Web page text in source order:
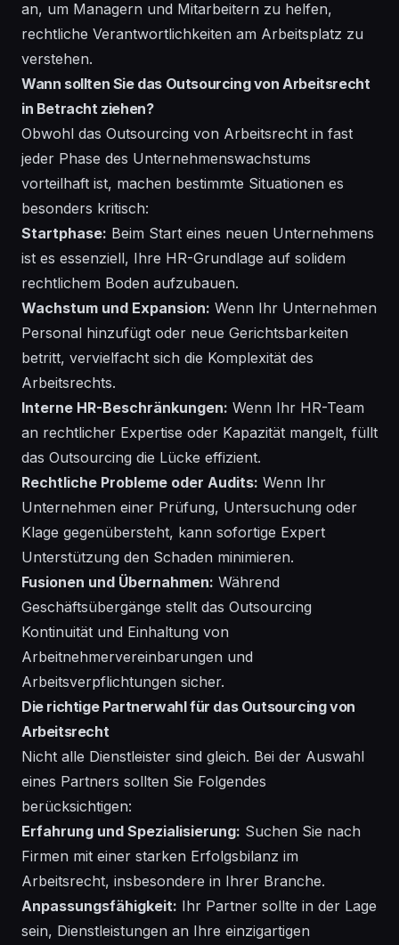
an, um Managern und Mitarbeitern zu helfen,
rechtliche Verantwortlichkeiten am Arbeitsplatz zu
verstehen.
Wann sollten Sie das Outsourcing von Arbeitsrecht
in Betracht ziehen?
Obwohl das Outsourcing von Arbeitsrecht in fast
jeder Phase des Unternehmenswachstums
vorteilhaft ist, machen bestimmte Situationen es
besonders kritisch:
Startphase: Beim Start eines neuen Unternehmens
ist es essenziell, Ihre HR-Grundlage auf solidem
rechtlichem Boden aufzubauen.
Wachstum und Expansion: Wenn Ihr Unternehmen
Personal hinzufügt oder neue Gerichtsbarkeiten
betritt, vervielfacht sich die Komplexität des
Arbeitsrechts.
Interne HR-Beschränkungen: Wenn Ihr HR-Team
an rechtlicher Expertise oder Kapazität mangelt, füllt
das Outsourcing die Lücke effizient.
Rechtliche Probleme oder Audits: Wenn Ihr
Unternehmen einer Prüfung, Untersuchung oder
Klage gegenübersteht, kann sofortige Expert
Unterstützung den Schaden minimieren.
Fusionen und Übernahmen: Während
Geschäftsübergänge stellt das Outsourcing
Kontinuität und Einhaltung von
Arbeitnehmervereinbarungen und
Arbeitsverpflichtungen sicher.
Die richtige Partnerwahl für das Outsourcing von
Arbeitsrecht
Nicht alle Dienstleister sind gleich. Bei der Auswahl
eines Partners sollten Sie Folgendes
berücksichtigen:
Erfahrung und Spezialisierung: Suchen Sie nach
Firmen mit einer starken Erfolgsbilanz im
Arbeitsrecht, insbesondere in Ihrer Branche.
Anpassungsfähigkeit: Ihr Partner sollte in der Lage
sein, Dienstleistungen an Ihre einzigartigen